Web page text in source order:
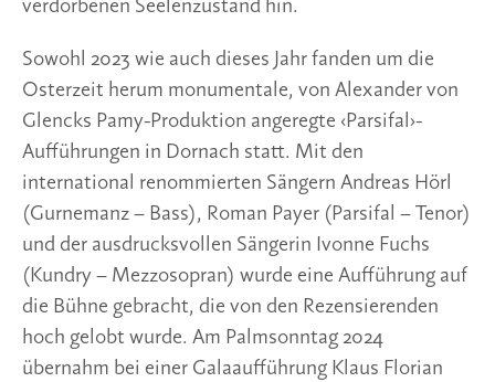
verdorbenen Seelenzustand hin.
Sowohl 2023 wie auch dieses Jahr fanden um die
Osterzeit herum monumentale, von Alexander von
Glencks Pamy-Produktion angeregte ‹Parsifal›-
Aufführungen in Dornach statt. Mit den
international renommierten Sängern Andreas Hörl
(Gurnemanz – Bass), Roman Payer (Parsifal – Tenor)
und der ausdrucksvollen Sängerin Ivonne Fuchs
(Kundry – Mezzosopran) wurde eine Aufführung auf
die Bühne gebracht, die von den Rezensierenden
hoch gelobt wurde. Am Palmsonntag 2024
übernahm bei einer Galaaufführung Klaus Florian